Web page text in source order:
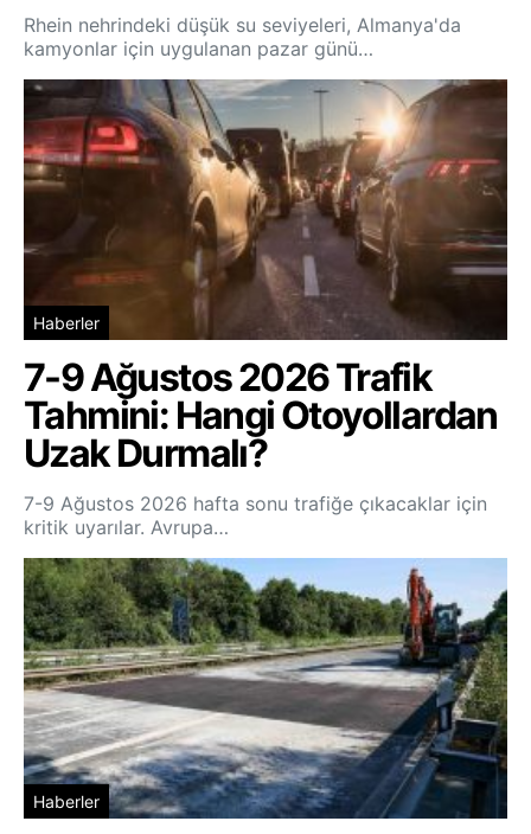
Rhein nehrindeki düşük su seviyeleri, Almanya'da
kamyonlar için uygulanan pazar günü…
Haberler
7-9 Ağustos 2026 Trafik
Tahmini: Hangi Otoyollardan
Uzak Durmalı?
7-9 Ağustos 2026 hafta sonu trafiğe çıkacaklar için
kritik uyarılar. Avrupa…
Haberler